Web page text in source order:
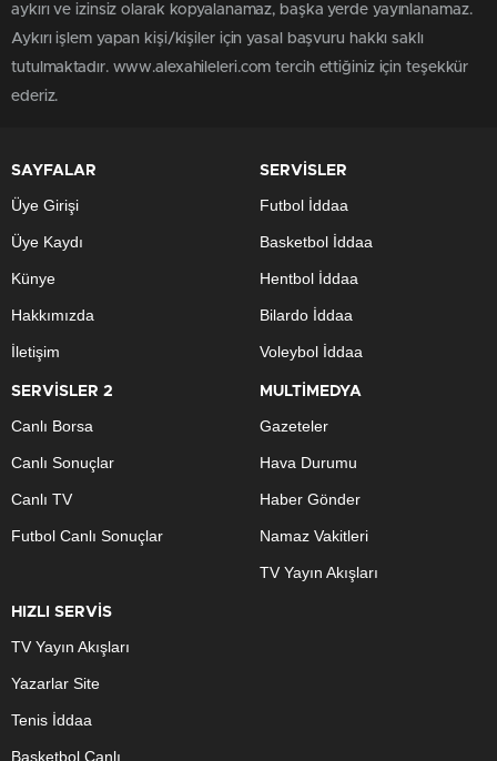
aykırı ve izinsiz olarak kopyalanamaz, başka yerde yayınlanamaz.
Aykırı işlem yapan kişi/kişiler için yasal başvuru hakkı saklı
tutulmaktadır. www.alexahileleri.com tercih ettiğiniz için teşekkür
ederiz.
SAYFALAR
Üye Girişi
Üye Kaydı
Künye
Hakkımızda
İletişim
SERVİSLER
Futbol İddaa
Basketbol İddaa
Hentbol İddaa
Bilardo İddaa
Voleybol İddaa
SERVİSLER 2
Canlı Borsa
Canlı Sonuçlar
Canlı TV
Futbol Canlı Sonuçlar
MULTİMEDYA
Gazeteler
Hava Durumu
Haber Gönder
Namaz Vakitleri
TV Yayın Akışları
HIZLI SERVİS
TV Yayın Akışları
Yazarlar Site
Tenis İddaa
Basketbol Canlı